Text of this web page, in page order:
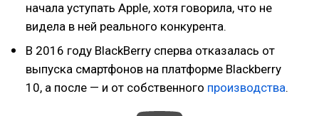
начала уступать Apple, хотя говорила, что не
видела в ней реального конкурента.
В 2016 году BlackBerry сперва отказалась от
выпуска смартфонов на платформе Blackberry
10, а после — и от собственного производства.